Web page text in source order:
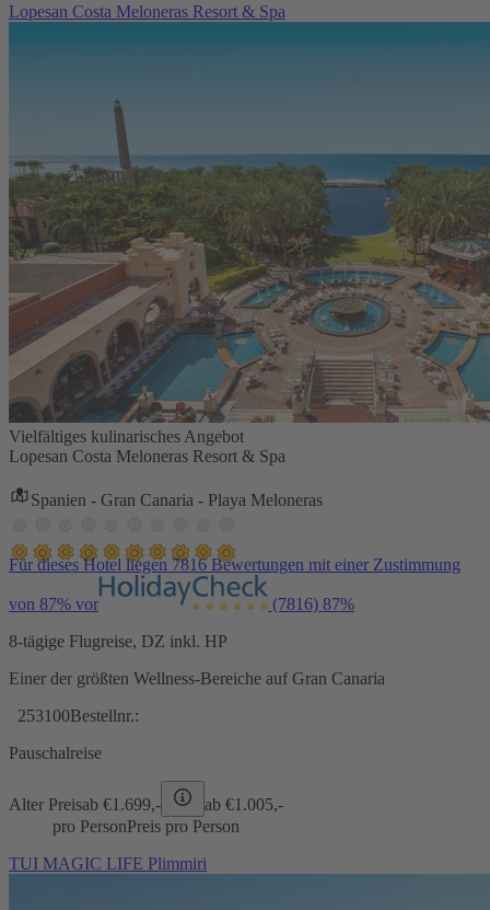
Lopesan Costa Meloneras Resort & Spa
Vielfältiges kulinarisches Angebot
Lopesan Costa Meloneras Resort & Spa
Spanien - Gran Canaria - Playa Meloneras
Für dieses Hotel liegen 7816 Bewertungen mit einer Zustimmung
von 87% vor (7816) 87%
8-tägige Flugreise, DZ inkl. HP
Einer der größten Wellness-Bereiche auf Gran Canaria
253100Bestellnr.:
Pauschalreise
Alter Preisab €1.699,- ab €1.005,-
pro PersonPreis pro Person
TUI MAGIC LIFE Plimmiri